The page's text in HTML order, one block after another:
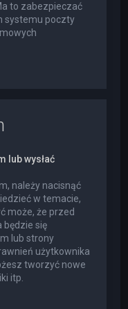
to zabezpieczać
systemu poczty
lub wysłać
należy nacisnąć
w temacie,
może, że przed
będzie się
lub strony
użytkownika
tworzyć nowe
itp.